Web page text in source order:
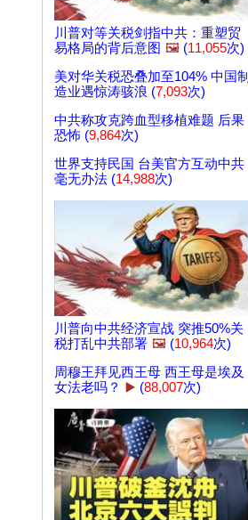
川普对等关税剑指中共：重塑贸
易格局的背后意图 🖼️ (11,055次)
美对华关税恐叠加至104% 中国制
造业遇惊涛骇浪 (7,093次)
中共称攻克跨血型移植难题 后果
恐怖 (9,864次)
世界支持民国 台美官方互动中共
毫无办法 (14,988次)
川普向中共经济宣战 突推50%关
税打乱中共部署 🖼️ (10,964次)
周穆王拜见西王母 西王母是埃及
女法老吗？
▶️ (88,007次)